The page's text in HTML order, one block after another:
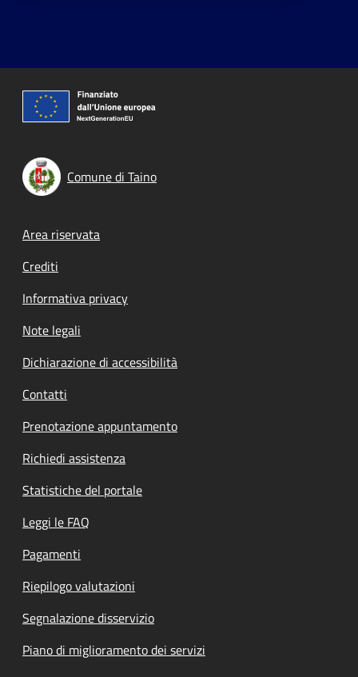
Comune di Taino
Footer menu
Area riservata
Crediti
Informativa privacy
Note legali
Dichiarazione di accessibilità
Contatti
Prenotazione appuntamento
Richiedi assistenza
Statistiche del portale
Leggi le FAQ
Pagamenti
Riepilogo valutazioni
Segnalazione disservizio
Piano di miglioramento dei servizi